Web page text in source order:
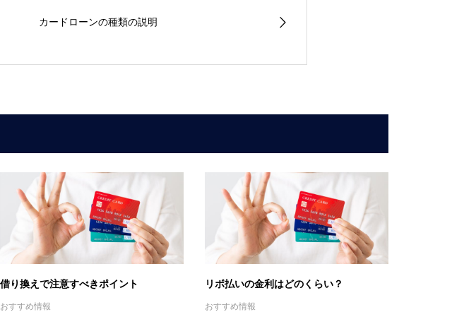
カードローンの種類の説明
借り換えで注意すべきポイント
おすすめ情報
リボ払いの金利はどのくらい？
おすすめ情報